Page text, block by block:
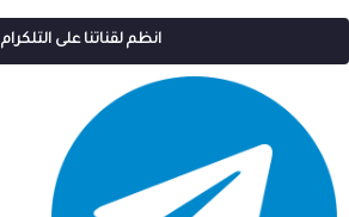
انظم لقناتنا على التلكرام